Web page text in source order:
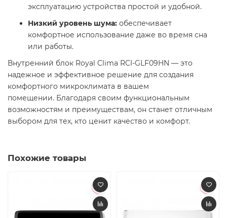
эксплуатацию устройства простой и удобной.​
Низкий уровень шума: обеспечивает
комфортное использование даже во время сна
или работы.​
Внутренний блок Royal Clima RCI-GLF09HN — это
надежное и эффективное решение для создания
комфортного микроклимата в вашем
помещении. Благодаря своим функциональным
возможностям и преимуществам, он станет отличным
выбором для тех, кто ценит качество и комфорт.​
Похожие товары